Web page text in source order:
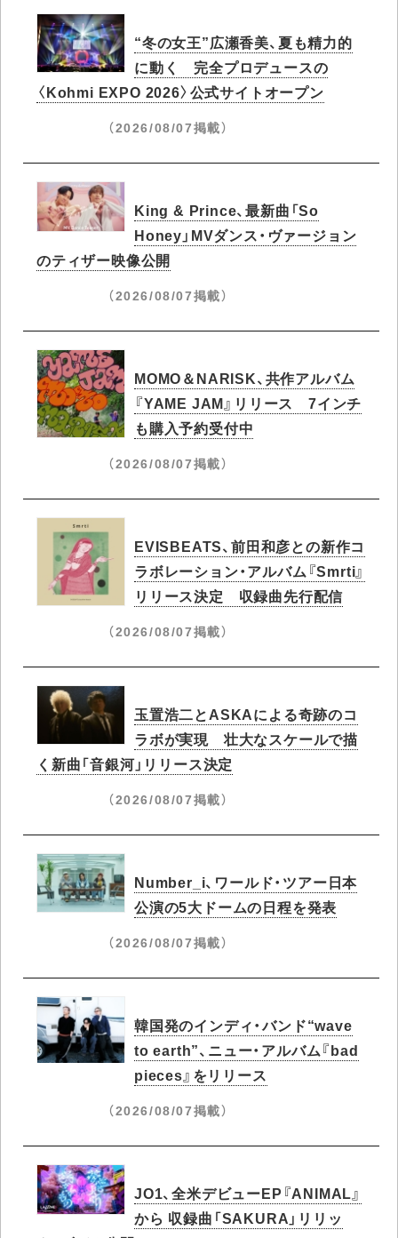
“冬の女王”広瀬香美、夏も精力的
に動く 完全プロデュースの
〈Kohmi EXPO 2026〉公式サイトオープン
（2026/08/07掲載）
King & Prince、最新曲「So
Honey」MVダンス・ヴァージョン
のティザー映像公開
（2026/08/07掲載）
MOMO＆NARISK、共作アルバム
『YAME JAM』リリース 7インチ
も購入予約受付中
（2026/08/07掲載）
EVISBEATS、前田和彦との新作コ
ラボレーション・アルバム『Smrti』
リリース決定 収録曲先行配信
（2026/08/07掲載）
玉置浩二とASKAによる奇跡のコ
ラボが実現 壮大なスケールで描
く新曲「音銀河」リリース決定
（2026/08/07掲載）
Number_i、ワールド・ツアー日本
公演の5大ドームの日程を発表
（2026/08/07掲載）
韓国発のインディ・バンド“wave
to earth”、ニュー・アルバム『bad
pieces』をリリース
（2026/08/07掲載）
JO1、全米デビューEP『ANIMAL』
から 収録曲「SAKURA」リリッ